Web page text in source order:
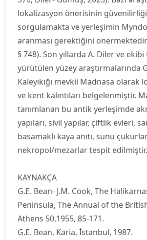
lokalizasyon önerisinin
sorgulamakta ve yerleşimin
aranması gerektiğini
§ 748). Son yıllarda A. Diler ve
yürütülen yüzey araştırmalarında
Kaleyıkığı mevkii Madnasa olarak
ve kent kalıntıları belgelenmiştir.
tanımlanan bu antik yerleşimde
yapıları, sivil yapılar, çiftlik evleri,
basamaklı kaya anıtı, sunu
nekropol/mezarlar tespit edilmiştir.
KAYNAKÇA
G.E. Bean- J.M. Cook, The
Peninsula, The Annual of the
Athens 50,1955, 85-171.
G.E. Bean, Karia, İstanbul, 1987.